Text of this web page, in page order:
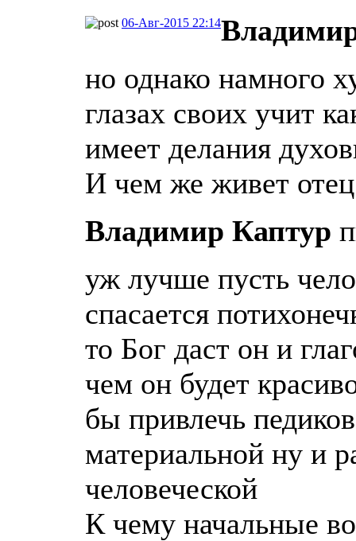
06-Авг-2015 22:14
но однако намного
глазах своих учит
имеет делания
И чем же живет
Владимир Каптур
уж лучше пусть
спасается
то Бог даст он и
чем он будет
бы привлечь
материальной ну и
человеческой
К чему начальные